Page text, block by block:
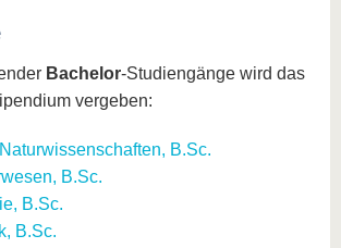
Bachelor-Studiengänge wird das
vergeben:
B.Sc.
B.Sc.
B.Sc.
B.Sc.